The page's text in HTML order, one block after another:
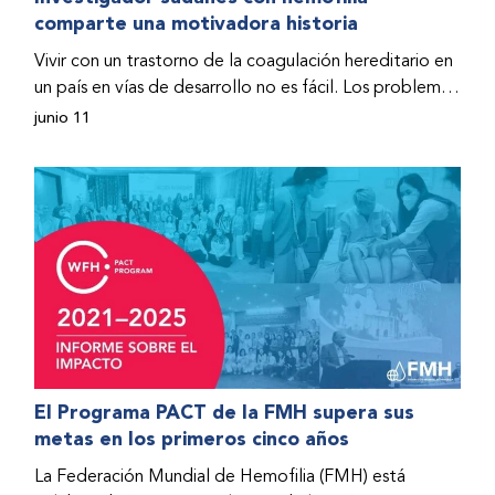
hospitalizado y terminó con daños graves en ambas
donado a través del Programa de Ayuda Humanitaria
de la Federación Mundial de Hemofilia (FMH) cuando
Fendi encontró la esperanza de una vida mejor.
comparte una motivadora historia
Vivir con un trastorno de la coagulación hereditario en
un país en vías de desarrollo no es fácil. Los problemas
se multiplican drásticamente cuando el país también
Hashim, hombre sudanés con hemofilia B, la vida no
representaba más que retos cotidianos hasta que la
asistencia proporcionada por la Federación Mundial
de Hemofilia (FMH) y su Programa de Ayuda
Humanitaria salvo su vida.
junio 11
El Programa PACT de la FMH supera sus
metas en los primeros cinco años
La Federación Mundial de Hemofilia (FMH) está